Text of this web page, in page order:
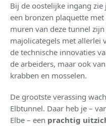
Bij de oostelijke ingang
een bronzen plaquette
muren van deze tunnel
majolicategels met allerlei
de technische innovaties
de arbeiders, maar ook
krabben en mosselen.
De grootste verassing
Elbtunnel. Daar heb je –
Elbe – een prachtig